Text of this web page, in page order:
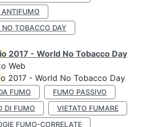
ANTIFUMO
NO TOBACCO DAY
2017 - World No Tobacco Day
Web
2017 - World No Tobacco Day
FUMO
FUMO PASSIVO
DI FUMO
VIETATO FUMARE
FUMO-CORRELATE